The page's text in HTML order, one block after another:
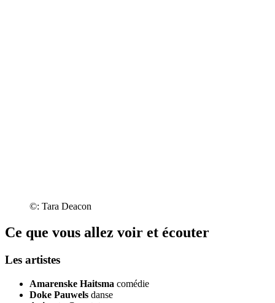
©: Tara Deacon
Ce que vous allez voir et écouter
Les artistes
Amarenske Haitsma comédie
Doke Pauwels danse